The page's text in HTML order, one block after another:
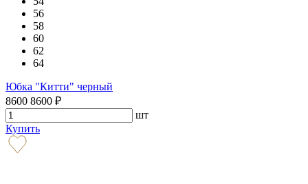
56
58
60
62
64
Юбка "Китти" черный
8600 8600 ₽
шт
Купить